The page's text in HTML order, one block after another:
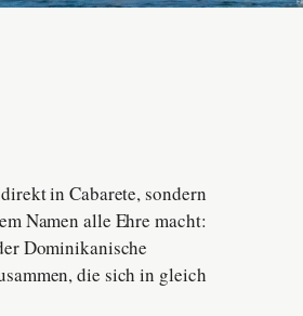
in Cabarete, sondern
Namen alle Ehre macht:
Dominikanische
die sich in gleich